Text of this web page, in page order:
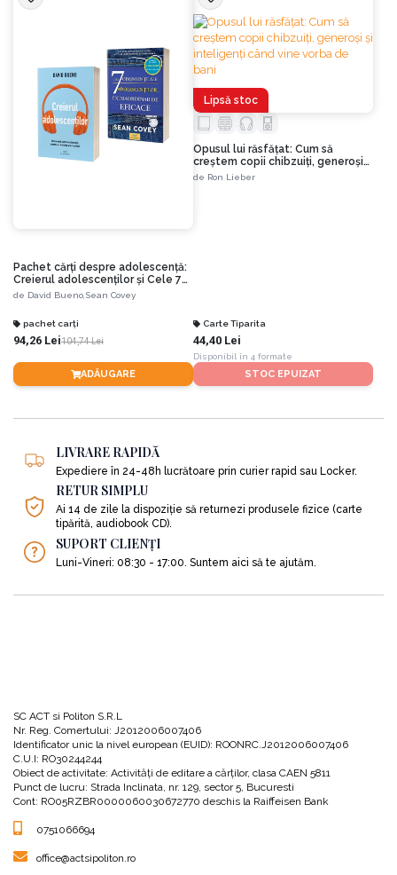
Pachet cărți despre adolescență:
Creierul adolescenților și Cele 7
obișnuințe ale
de David Bueno, Sean Covey
pachet carți
94,26 Lei104,74 Lei
ADĂUGARE
Lipsă stoc
Opusul lui răsfățat: Cum să
creștem copii chibzuiți, generoși
și inteligenți când vine vorba de
de Ron Lieber
Carte Tiparita
44,40 Lei
Disponibil în 4 formate
STOC EPUIZAT
LIVRARE RAPIDĂ
Expediere în 24-48h lucrătoare prin curier rapid sau Locker.
RETUR SIMPLU
Ai 14 de zile la dispoziție să returnezi produsele fizice (carte
tipărită, audiobook CD).
SUPORT CLIENȚI
Luni-Vineri: 08:30 - 17:00. Suntem aici să te ajutăm.
SC ACT si Politon S.R.L
Nr. Reg. Comertului: J2012006007406
Identificator unic la nivel european (EUID): ROONRC.J2012006007406
C.U.I: RO30244244
Obiect de activitate: Activităţi de editare a cărţilor, clasa CAEN 5811
Punct de lucru: Strada Inclinata, nr. 129, sector 5, Bucuresti
Cont: RO05RZBR0000060030672770 deschis la Raiffeisen Bank
0751066694
office@actsipoliton.ro